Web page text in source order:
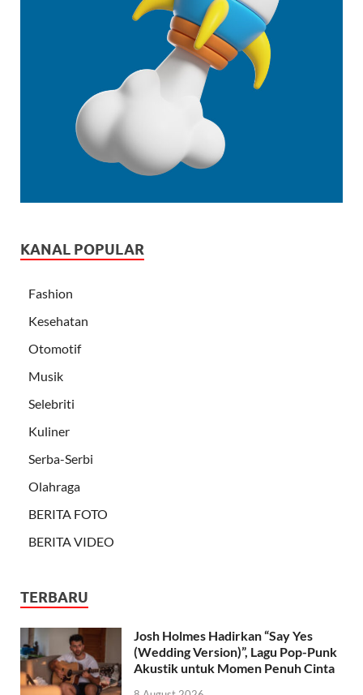
KANAL POPULAR
Fashion
Kesehatan
Otomotif
Musik
Selebriti
Kuliner
Serba-Serbi
Olahraga
BERITA FOTO
BERITA VIDEO
TERBARU
Josh Holmes Hadirkan “Say Yes
(Wedding Version)”, Lagu Pop-Punk
Akustik untuk Momen Penuh Cinta